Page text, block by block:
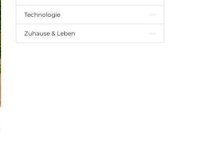
Technologie
Zuhause & Leben